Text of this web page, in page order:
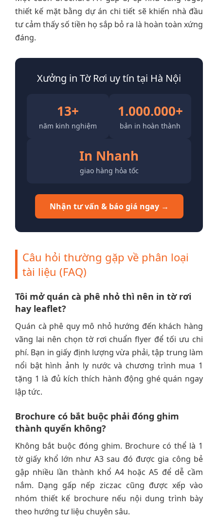
thiết kế mặt bằng dự án chi tiết sẽ khiến nhà đầu
tư cảm thấy số tiền họ sắp bỏ ra là hoàn toàn xứng
đáng.
Xưởng in Tờ Rơi uy tín tại Hà Nội
13+
năm kinh nghiệm
1.000.000+
bản in hoàn thành
In Nhanh
giao hàng hỏa tốc
Nhận tư vấn & báo giá ngay →
Câu hỏi thường gặp về phân loại
tài liệu (FAQ)
Tôi mở quán cà phê nhỏ thì nên in tờ rơi
hay leaflet?
Quán cà phê quy mô nhỏ hướng đến khách hàng
vãng lai nên chọn tờ rơi chuẩn flyer để tối ưu chi
phí. Bạn in giấy định lượng vừa phải, tập trung làm
nổi bật hình ảnh ly nước và chương trình mua 1
tặng 1 là đủ kích thích hành động ghé quán ngay
lập tức.
Brochure có bắt buộc phải đóng ghim
thành quyển không?
Không bắt buộc đóng ghim. Brochure có thể là 1
tờ giấy khổ lớn như A3 sau đó được gia công bẻ
gập nhiều lần thành khổ A4 hoặc A5 để dễ cầm
nắm. Dạng gấp nếp ziczac cũng được xếp vào
nhóm thiết kế brochure nếu nội dung trình bày
theo hướng tư liệu chuyên sâu.